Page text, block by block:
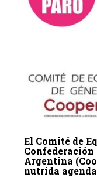
El Comité de
Argentina
nutrida